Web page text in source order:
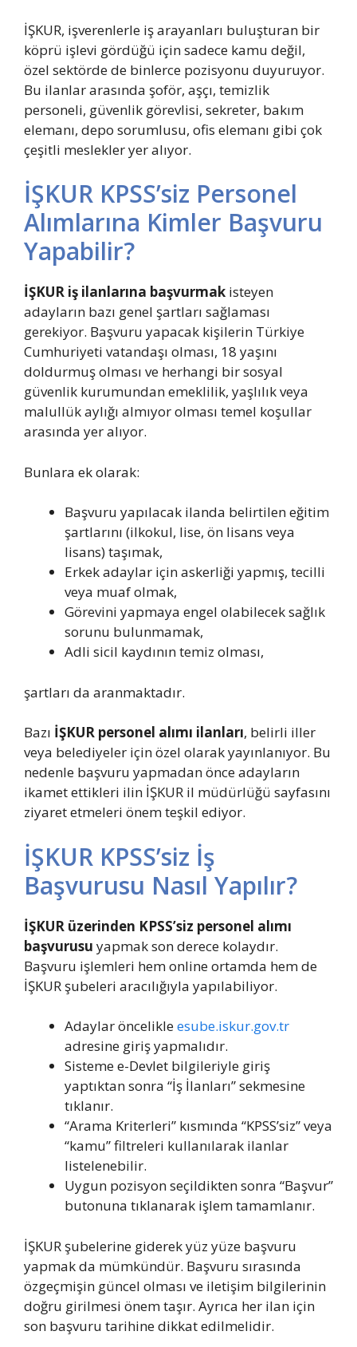
İŞKUR, işverenlerle iş arayanları buluşturan bir
köprü işlevi gördüğü için sadece kamu değil,
özel sektörde de binlerce pozisyonu duyuruyor.
Bu ilanlar arasında şoför, aşçı, temizlik
personeli, güvenlik görevlisi, sekreter, bakım
elemanı, depo sorumlusu, ofis elemanı gibi çok
çeşitli meslekler yer alıyor.
İŞKUR KPSS’siz Personel
Alımlarına Kimler Başvuru
Yapabilir?
İŞKUR iş ilanlarına başvurmak isteyen
adayların bazı genel şartları sağlaması
gerekiyor. Başvuru yapacak kişilerin Türkiye
Cumhuriyeti vatandaşı olması, 18 yaşını
doldurmuş olması ve herhangi bir sosyal
güvenlik kurumundan emeklilik, yaşlılık veya
malullük aylığı almıyor olması temel koşullar
arasında yer alıyor.
Bunlara ek olarak:
Başvuru yapılacak ilanda belirtilen eğitim
şartlarını (ilkokul, lise, ön lisans veya
lisans) taşımak,
Erkek adaylar için askerliği yapmış, tecilli
veya muaf olmak,
Görevini yapmaya engel olabilecek sağlık
sorunu bulunmamak,
Adli sicil kaydının temiz olması,
şartları da aranmaktadır.
Bazı İŞKUR personel alımı ilanları, belirli iller
veya belediyeler için özel olarak yayınlanıyor. Bu
nedenle başvuru yapmadan önce adayların
ikamet ettikleri ilin İŞKUR il müdürlüğü sayfasını
ziyaret etmeleri önem teşkil ediyor.
İŞKUR KPSS’siz İş
Başvurusu Nasıl Yapılır?
İŞKUR üzerinden KPSS’siz personel alımı
başvurusu yapmak son derece kolaydır.
Başvuru işlemleri hem online ortamda hem de
İŞKUR şubeleri aracılığıyla yapılabiliyor.
Adaylar öncelikleesube.iskur.gov.tr
adresine giriş yapmalıdır.
Sisteme e-Devlet bilgileriyle giriş
yaptıktan sonra “İş İlanları” sekmesine
tıklanır.
“Arama Kriterleri” kısmında “KPSS’siz” veya
“kamu” filtreleri kullanılarak ilanlar
listelenebilir.
Uygun pozisyon seçildikten sonra “Başvur”
butonuna tıklanarak işlem tamamlanır.
İŞKUR şubelerine giderek yüz yüze başvuru
yapmak da mümkündür. Başvuru sırasında
özgeçmişin güncel olması ve iletişim bilgilerinin
doğru girilmesi önem taşır. Ayrıca her ilan için
son başvuru tarihine dikkat edilmelidir.